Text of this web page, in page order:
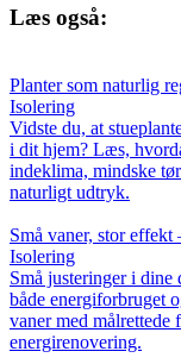
Læs også:
Planter som naturlig
Isolering
Vidste du, at
i dit hjem? Læs,
indeklima, mindske
naturligt udtryk.
Små vaner, stor
Isolering
Små justeringer i
både energiforbruget
vaner med
energirenovering.